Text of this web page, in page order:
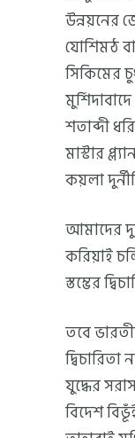
উন্নয়নের
যোশিমঠ বা
সিকিমের
শতাব্দী
মাস্টার
কয়লা
আমাদের
করিয়াই
স্তম্ভের
তবে
যুদ্ধের
বিদেশ